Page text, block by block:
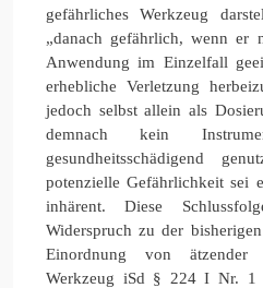
gefährliches Werkzeug
„danach gefährlich, wenn er
Anwendung im Einzelfall
erhebliche Verletzung
jedoch selbst allein als
demnach kein
gesundheitsschädigend
potenzielle Gefährlichkeit sei
inhärent. Diese
Widerspruch zu der
Einordnung von ätzender
Werkzeug iSd § 224 I Nr. 1